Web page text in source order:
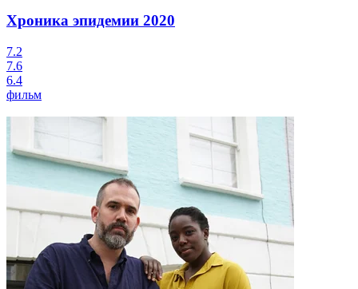
Хроника эпидемии 2020
7.2
7.6
6.4
фильм